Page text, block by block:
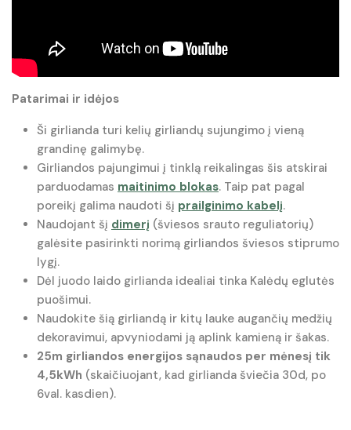
Patarimai ir idėjos
Ši girlianda turi kelių girliandų sujungimo į vieną
grandinę galimybę.
Girliandos pajungimui į tinklą reikalingas šis atskirai
parduodamas maitinimo blokas. Taip pat pagal
poreikį galima naudoti šį prailginimo kabelį.
Naudojant šį dimerį (šviesos srauto reguliatorių)
galėsite pasirinkti norimą girliandos šviesos stiprumo
lygį.
Dėl juodo laido girlianda idealiai tinka Kalėdų eglutės
puošimui.
Naudokite šią girliandą ir kitų lauke augančių medžių
dekoravimui, apvyniodami ją aplink kamieną ir šakas.
25m girliandos energijos sąnaudos per mėnesį tik
4,5kWh (skaičiuojant, kad girlianda šviečia 30d, po
6val. kasdien).